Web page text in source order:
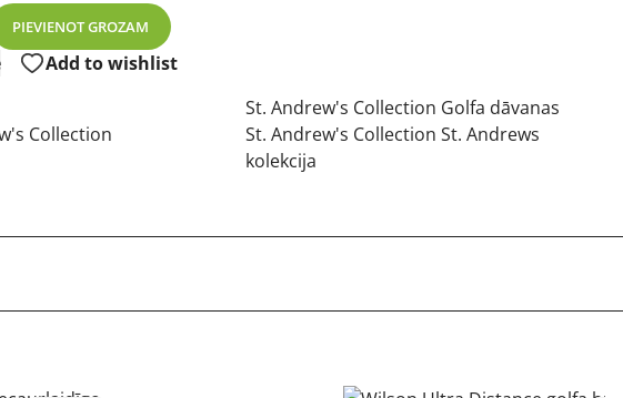
TUMBLERIS + HIPFLASK KOMPLEKTS daudzums
PIEVIENOT GROZAM
Add to wishlist
St. Andrew's Collection Golfa dāvanas
St. Andrew's Collection St. Andrews
kolekcija